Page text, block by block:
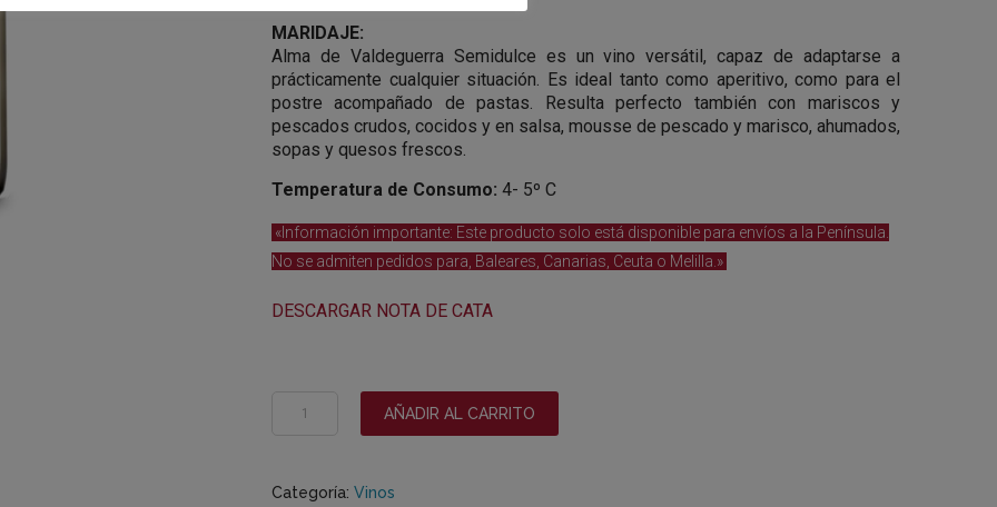
MARIDAJE:
Alma de Valdeguerra Semidulce es un vino versátil, capaz de adaptarse a
prácticamente cualquier situación. Es ideal tanto como aperitivo, como para el
postre acompañado de pastas. Resulta perfecto también con mariscos y
pescados crudos, cocidos y en salsa, mousse de pescado y marisco, ahumados,
sopas y quesos frescos.
Temperatura de Consumo: 4- 5º C
«Información importante: Este producto solo está disponible para envíos a la Península.
No se admiten pedidos para, Baleares, Canarias, Ceuta o Melilla.»
DESCARGAR NOTA DE CATA
ALMA
Semidulce
AÑADIR AL CARRITO
Categoría: Vinos